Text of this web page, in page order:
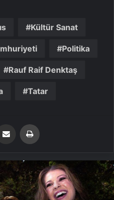
Kültür Sanat
Politika
Rauf Raif Denktaş
Tatar
Email'den paylaş